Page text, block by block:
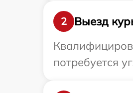
2
Выезд
потребуется